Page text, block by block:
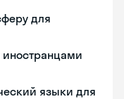
для
иностранцами
языки для